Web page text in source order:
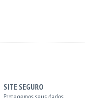
SITE SEGURO